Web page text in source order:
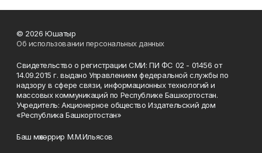
© 2026 Юшатыр
Об использовании персональных данных
Свидетельство о регистрации СМИ: ПИ ФС 02 - 01456 от
14.09.2015 г. выдано Управлением федеральной службы по
надзору в сфере связи, информационных технологий и
массовых коммуникаций по Республике Башкортостан.
Учредитель: Акционерное общество Издательский дом
«Республика Башкортостан»
Баш мөхәррир М.М.Ильясов